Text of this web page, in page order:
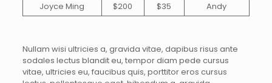
Joyce Ming
$200 $35 Andy
Nullam wisi ultricies a, gravida vitae, dapibus risus ante
sodales lectus blandit eu, tempor diam pede cursus
vitae, ultricies eu, faucibus quis, porttitor eros cursus